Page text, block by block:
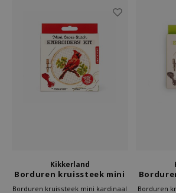
Kikkerland
Borduren kruissteek mini
kardinaal
Borduren kruissteek mini kardinaal Borduren